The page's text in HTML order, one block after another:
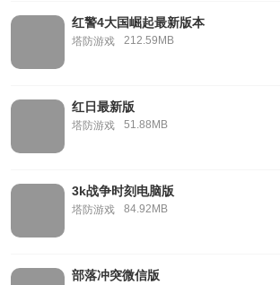
红警4大国崛起最新版本
塔防游戏 212.59MB
红日最新版
塔防游戏 51.88MB
3k战争时刻电脑版
塔防游戏 84.92MB
部落冲突微信版